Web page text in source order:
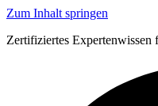
Zum Inhalt springen
Zertifiziertes